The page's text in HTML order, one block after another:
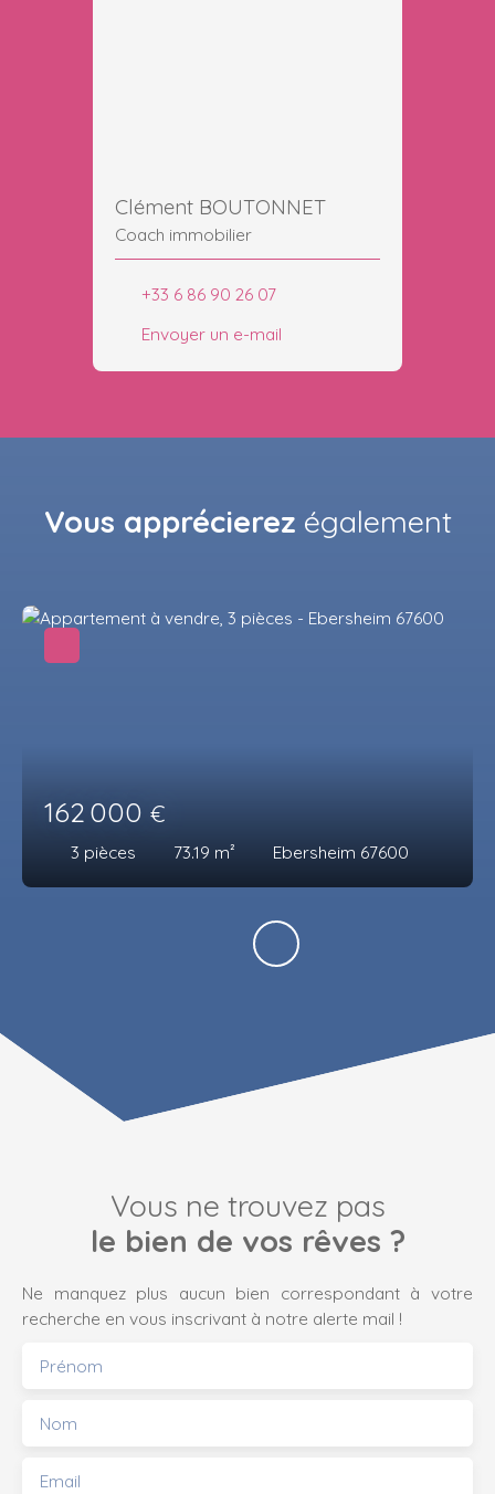
Clément BOUTONNET
Coach immobilier
+33 6 86 90 26 07
Envoyer un e-mail
Vous apprécierez également
162 000 €
3 pièces 73.19 m² Ebersheim 67600
Vous ne trouvez pas
le bien de vos rêves ?
Ne manquez plus aucun bien correspondant à votre
recherche en vous inscrivant à notre alerte mail !
Prénom
Nom
Email